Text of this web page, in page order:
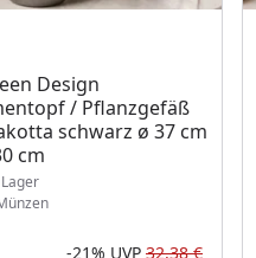
Design
/ Pflanzgefäß
schwarz ø 37 cm
cm
am Lager
-21% UVP 32,38 €